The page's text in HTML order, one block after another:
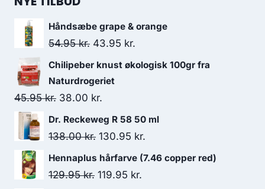
Håndsæbe grape & orange
54.95kr. Den
oprindelige
pris
var:
54.95 kr..
43.95 kr.
aktuelle
43.95 kr..
Chilipeber knust økologisk 100gr fra
Naturdrogeriet
45.95kr. Den
oprindelige
pris
45.95 kr..
38.00 kr.
aktuelle
pris
er:
38.00 kr..
Dr. Reckeweg R 58 50 ml
138.00kr. Den
oprindelige
pris
130.95 kr.
aktuelle
Hennaplus hårfarve (7.46 copper red)
129.95kr. Den
119.95 kr.